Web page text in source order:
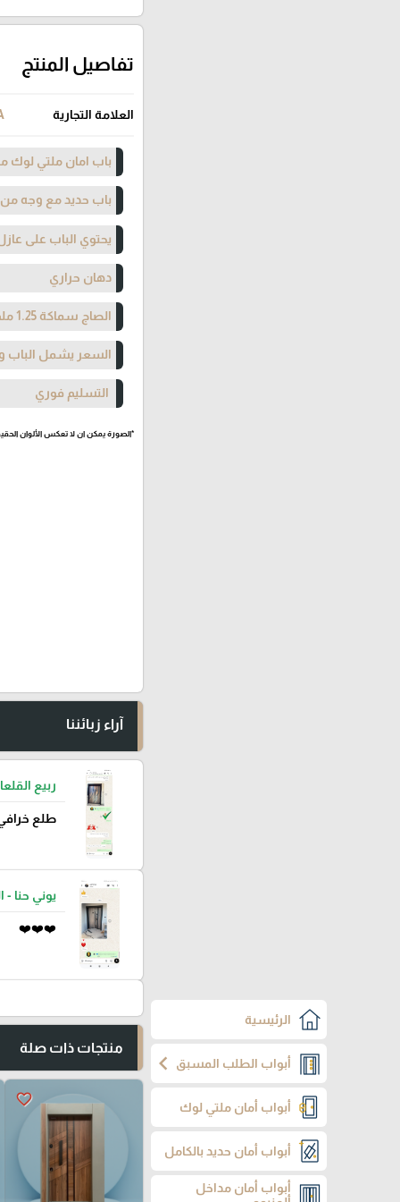
الرئيسية
أبواب الطلب المسبقchevron_left
أبواب أمان ملتي لوك
أبواب أمان حديد بالكامل
أبواب أمان مداخل
تفاصيل المنتج
العلامة التجارية
باب امان ملتي لوك
باب حديد مع وجه من
يحتوي الباب على
دهان حراري
الصاج سماكة 1.25 ملم
السعر يشمل الباب
التسليم فوري
*الصورة يمكن ان لا تعكس الألوان
آراء زبائننا
ربيع
طلع
يوني حنا -
❤️❤️❤️
منتجات ذات صلة
favorite_border